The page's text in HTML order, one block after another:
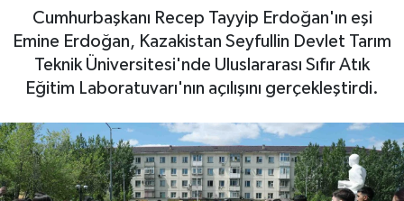
Cumhurbaşkanı Recep Tayyip Erdoğan'ın eşi
Emine Erdoğan, Kazakistan Seyfullin Devlet Tarım
Teknik Üniversitesi'nde Uluslararası Sıfır Atık
Eğitim Laboratuvarı'nın açılışını gerçekleştirdi.
Otovitrin
Asayiş
Gayrimenkul
Spor
Haber Arşivi